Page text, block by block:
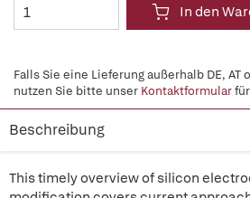
In den
Falls Sie eine Lieferung außerhalb DE, AT
nutzen Sie bitte unser Kontaktformular
Beschreibung
This timely overview of silicon